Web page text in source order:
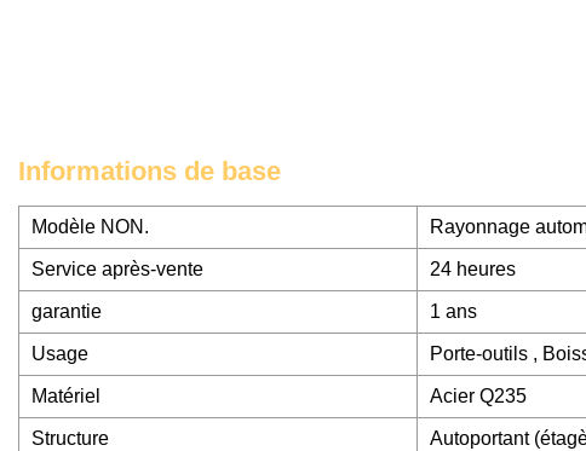
Informations de base
Modèle NON. Rayonnage
Service après-vente 24 heures
garantie 1 ans
Usage Porte-outils ,
Matériel Acier Q235
Structure Autoportant